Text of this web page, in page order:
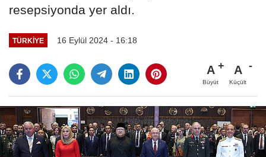
resepsiyonda yer aldı.
TÜRKIYE 16 Eylül 2024 - 16:18
A
Büyüt
A
Küçült